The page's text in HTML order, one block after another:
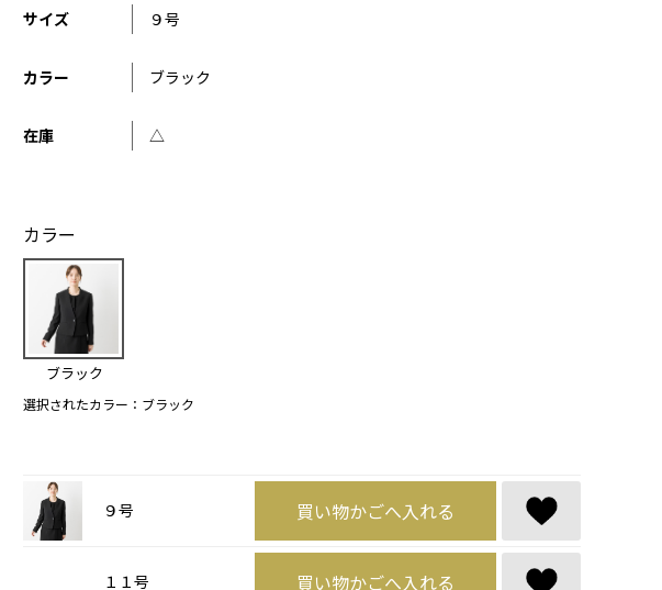
サイズ ９号
カラー ブラック
在庫 △
カラー
ブラック
選択されたカラー：ブラック
９号 買い物かごへ入れる
１１号 買い物かごへ入れる